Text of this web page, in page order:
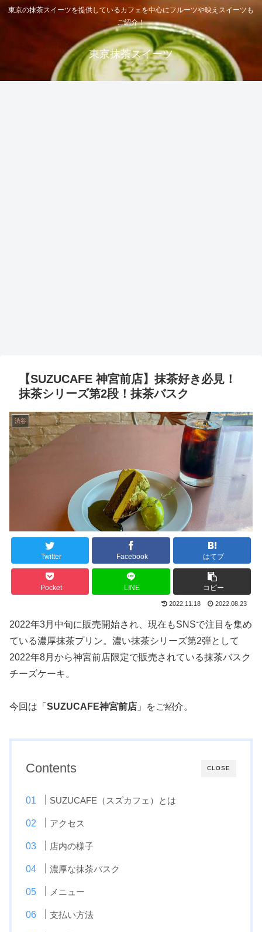
東京の抹茶スイーツを提供しているカフェを中心にフルーツや映えスイーツも
ご紹介！
東京抹茶スイーツ
【SUZUCAFE 神宮前店】抹茶好き必見！
抹茶シリーズ第2段！抹茶バスク
渋谷
Twitter Facebook はてブ
Pocket LINE コピー
2022.11.18 2022.08.23
2022年3月中旬に販売開始され、現在もSNSで注目を集め
ている濃厚抹茶プリン。濃い抹茶シリーズ第2弾として
2022年8月から神宮前店限定で販売されている抹茶バスク
チーズケーキ。
今回は「 SUZUCAFE神宮前店 」をご紹介。
CLOSE
Contents
SUZUCAFE（スズカフェ）とは
アクセス
店内の様子
濃厚な抹茶バスク
メニュー
支払い方法